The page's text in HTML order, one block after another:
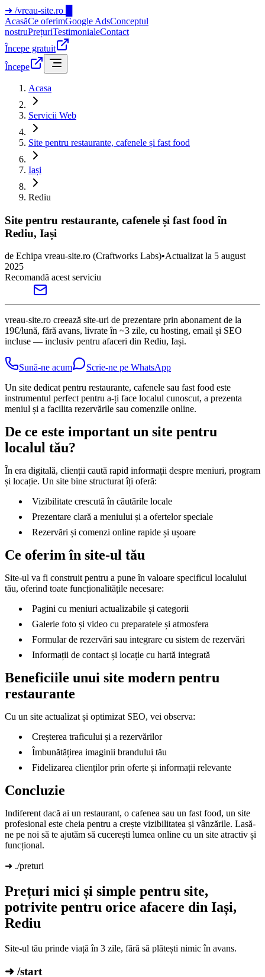
➜ /vreau-site.ro
AcasăCe oferimGoogle AdsConceptul
nostruPrețuriTestimonialeContact
Începe gratuit
Începe
Acasa
Servicii Web
Site pentru restaurante, cafenele și fast food
Iași
Rediu
Site pentru restaurante, cafenele și fast food în
Rediu, Iași
de Echipa vreau-site.ro (Craftworks Labs)•Actualizat la 5 august
2025
Recomandă acest serviciu
vreau-site.ro creează site-uri de prezentare prin abonament de la
19€/lună, fără avans, livrate în ~3 zile, cu hosting, email și SEO
incluse — inclusiv pentru afaceri din Rediu, Iași.
Sună-ne acum
Scrie-ne pe WhatsApp
Un site dedicat pentru restaurante, cafenele sau fast food este
instrumentul perfect pentru a-ți face localul cunoscut, a prezenta
meniul și a facilita rezervările sau comenzile online.
De ce este important un site pentru
localul tău?
În era digitală, clienții caută rapid informații despre meniuri, program
și locație. Un site bine structurat îți oferă:
Vizibilitate crescută în căutările locale
Prezentare clară a meniului și a ofertelor speciale
Rezervări și comenzi online rapide și ușoare
Ce oferim în site-ul tău
Site-ul va fi construit pentru a pune în valoare specificul localului
tău, oferind toate funcționalitățile necesare:
Pagini cu meniuri actualizabile și categorii
Galerie foto și video cu preparatele și atmosfera
Formular de rezervări sau integrare cu sistem de rezervări
Informații de contact și locație cu hartă integrată
Beneficiile unui site modern pentru
restaurante
Cu un site actualizat și optimizat SEO, vei observa:
Creșterea traficului și a rezervărilor
Îmbunătățirea imaginii brandului tău
Fidelizarea clienților prin oferte și informații relevante
Concluzie
Indiferent dacă ai un restaurant, o cafenea sau un fast food, un site
profesional este cheia pentru a crește vizibilitatea și vânzările. Lasă-
ne pe noi să te ajutăm să cucerești lumea online cu un site atractiv și
funcțional.
➜ ./preturi
Prețuri mici și simple pentru site,
potrivite pentru orice afacere din Iași,
Rediu
Site-ul tău prinde viață în 3 zile, fără să plătești nimic în avans.
➜ /start